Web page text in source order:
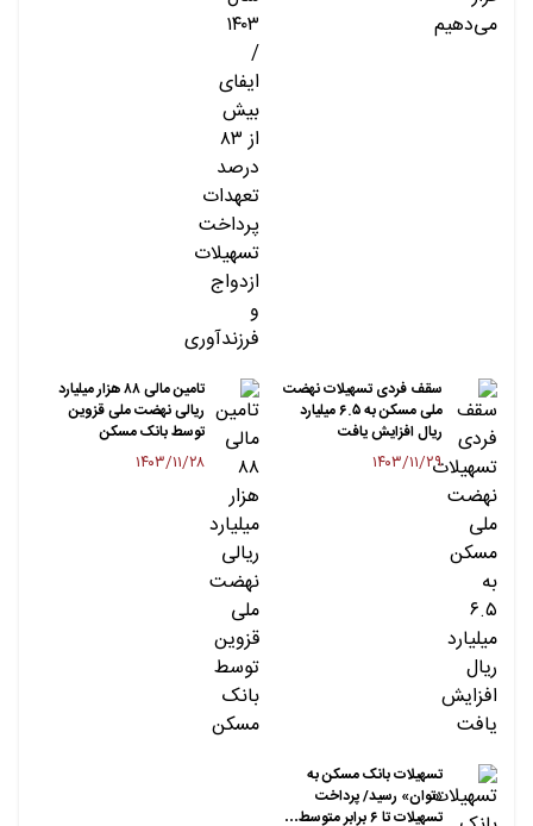
سقف فردی تسهیلات نهضت
ملی مسکن به ۶.۵ میلیارد
ریال افزایش یافت
۱۴۰۳/۱۱/۲۹
تامین مالی ۸۸ هزار میلیارد
ریالی نهضت ملی قزوین
توسط بانک مسکن
۱۴۰۳/۱۱/۲۸
تسهیلات بانک مسکن به
«توان» رسید/ پرداخت
تسهیلات تا ۶ برابر متوسط…